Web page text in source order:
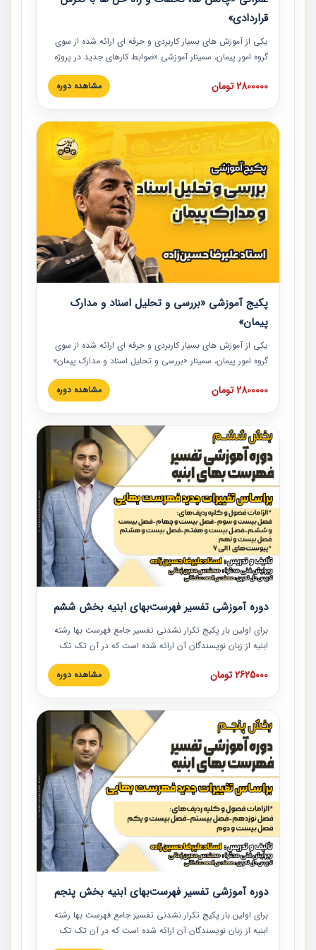
قراردادی»
یکی از آموزش‏‏‏‏‏‏ های بسیار کاربردی و حرفه‏ ای ارائه شده از سوی
گروه امور پیمان، سمینار آموزشی «ضوابط کارهای جدید در پروژه
های عمرانی» چالش ها، تخلفات و راه حل ها با نگرش قراردادی
است که در محل سندیکای شرکت های ساختمانی کشور ارائه شد.
مدارک پیمان به همراه تجربیات عملی ارائه شده است.
2800000 تومان مشاهده دوره
پکیج آموزشی «بررسی و تحلیل اسناد و مدارک
پیمان»
یکی از آموزش‏‏‏‏‏‏ های بسیار کاربردی و حرفه‏ ای ارائه شده از سوی
گروه امور پیمان، سمینار «بررسی و تحلیل اسناد و مدارک پیمان»
است که در دانشگاه صنعتی شریف ارائه شد. در این آموزش
نکات کلیدی مربوط به اسناد و مدارک پیمان، اولویت بندی اسناد
پیمان به همراه تجربیات عملی در این خصوص ارائه شده است.
2800000 تومان مشاهده دوره
دوره آموزشی تفسیر فهرست‌بهای ابنیه بخش ششم
برای اولین بار پکیج تکرار نشدنی تفسیر جامع فهرست بها رشته
ابنیه از زبان نویسندگان آن ارائه شده است که در آن تک تک
ردیف ها و مطالب فهرست بها تفسیر و ارائه شده است. این
دوره به صورت کامل تصویری بوده و به همراه تصاویر عملیات
دوره با کلام مهندس علیرضاحسین‌زاده مدیر پروژه مهندسی
مشاور در امر بازنگری فهرست بها رشته ابنیه ارائه شده و به تمام
همکارانی که در حوزه صنعت ساخت در حال فعالیت هستند حتما
توصیه می کنیم از مطالب این دوره استفاده نمایند.
2625000 تومان مشاهده دوره
دوره آموزشی تفسیر فهرست‌بهای ابنیه بخش پنجم
برای اولین بار پکیج تکرار نشدنی تفسیر جامع فهرست بها رشته
ابنیه از زبان نویسندگان آن ارائه شده است که در آن تک تک
ردیف ها و مطالب فهرست بها تفسیر و ارائه شده است. این